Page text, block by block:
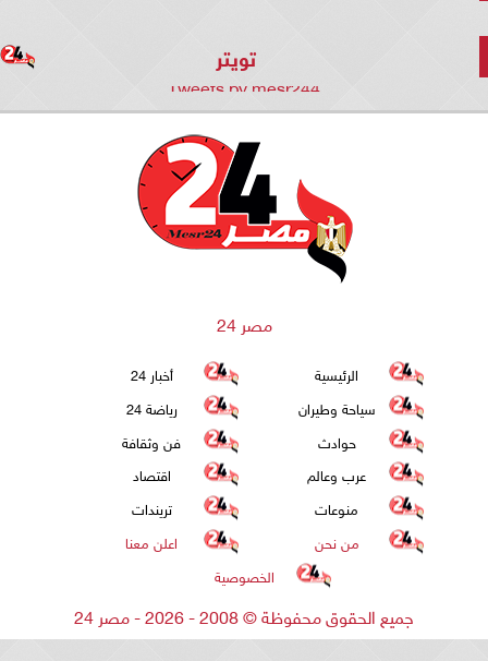
تويتر
Tweets by mesr244
مصر 24
الرئيسية
أخبار 24
سياحة وطيران
رياضة 24
حوادث
فن وثقافة
عرب وعالم
اقتصاد
منوعات
تريندات
من نحن
اعلن معنا
الخصوصية
جميع الحقوق محفوظة©